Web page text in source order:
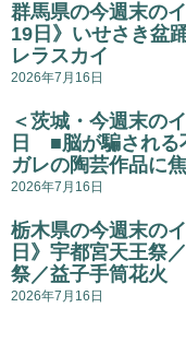
群馬県の今週末の
19日》いせさき盆
レラスカイ
2026年7月16日
＜茨城・今週末の
日 ■脳が騙される
ガレの陶芸作品に
2026年7月16日
栃木県の今週末の
日》宇都宮天王祭
祭／益子手筒花火
2026年7月16日